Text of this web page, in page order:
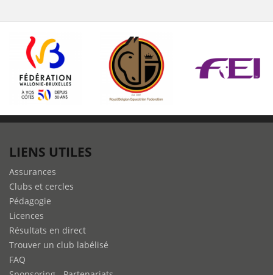
LIENS UTILES
Assurances
Clubs et cercles
Pédagogie
Licences
Résultats en direct
Trouver un club labélisé
FAQ